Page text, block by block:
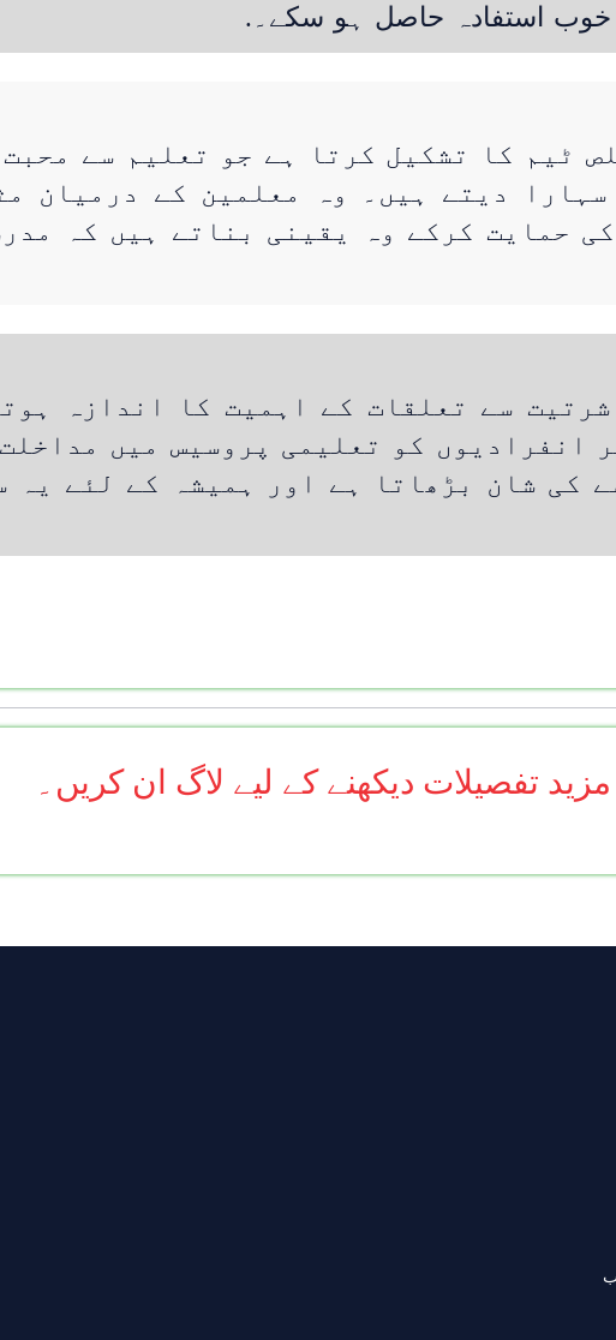
خوب استفادہ حاصل ہو سکے۔.
ٹیم کا تشکیل کرتا ہے جو تعلیم سے
دیتے ہیں۔ وہ معلمین کے درمیان
حمایت کرکے وہ یقینی بناتے ہیں کہ
سے تعلقات کے اہمیت کا اندازہ
انفرادیوں کو تعلیمی پروسیس میں
کی شان بڑھاتا ہے اور ہمیشہ کے لئے یہ
مزید تفصیلات دیکھنے کے لیے لاگ ان کریں۔